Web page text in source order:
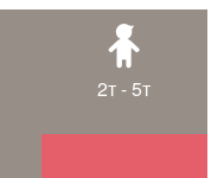
2т - 5т